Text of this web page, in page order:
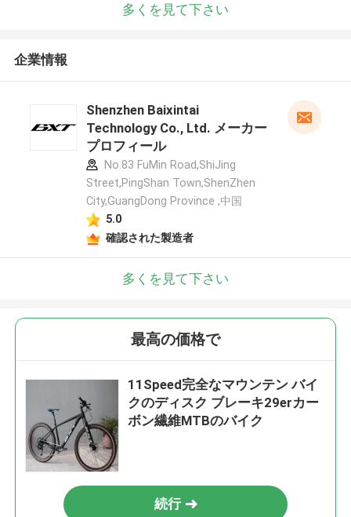
多くを見て下さい
企業情報
Shenzhen Baixintai
Technology Co., Ltd. メーカー
プロフィール
No.83 FuMin Road,ShiJing
Street,PingShan Town,ShenZhen
City,GuangDong Province ,中国
5.0
確認された製造者
多くを見て下さい
最高の価格で
11Speed完全なマウンテン バイ
クのディスク ブレーキ29erカー
ボン繊維MTBのバイク
続行